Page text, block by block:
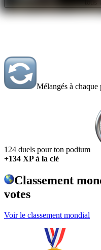
Mélangés à chaque
124 duels pour ton podium
+134 XP à la clé
Classement
votes
Voir le classement mondial